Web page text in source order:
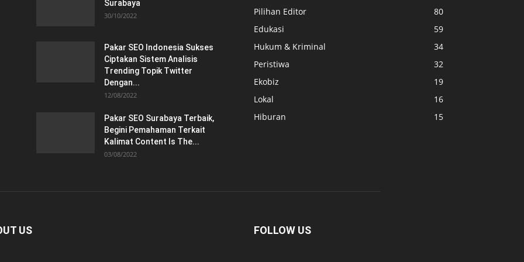
Surabaya
30/10/2022
Pakar SEO Indonesia Sukses
Ciptakan Sistem Analisis
Trending Topik Twitter
Dengan...
12/08/2022
Pakar SEO Surabaya Terbaik,
Begini Pemahaman Terkait
Kalimat Content Is The...
03/08/2022
Pilihan Editor
80
Edukasi
59
Hukum & Kriminal
34
Peristiwa
32
Ekobiz
19
Lokal
16
Hiburan
15
US FOLLOW US